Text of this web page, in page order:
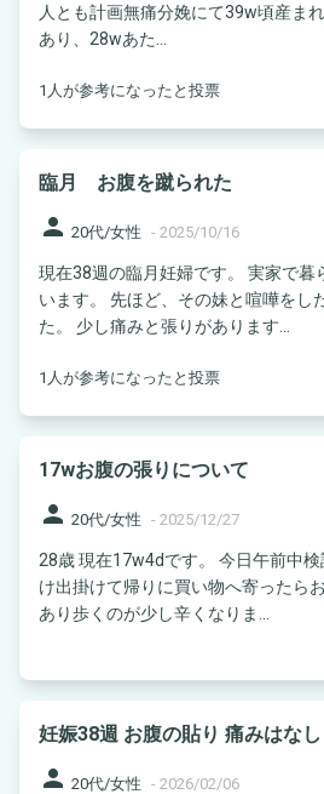
人とも計画無痛分娩にて39w頃産まれていま
あり、28wあた...
1人が参考になったと投票
臨月 お腹を蹴られた
person 20代/女性 - 2025/10/16
現在38週の臨月妊婦です。 実家で暮
います。 先ほど、その妹と喧嘩をし
た。 少し痛みと張りがあります...
1人が参考になったと投票
17wお腹の張りについて
person 20代/女性 - 2025/12/27
28歳 現在17w4dです。 今日午前中検診ヘ行き、午後少しだ
け出掛けて帰りに買い物へ寄ったら
あり歩くのが少し辛くなりま...
妊娠38週 お腹の貼り 痛みはなし
person 20代/女性 - 2026/02/06